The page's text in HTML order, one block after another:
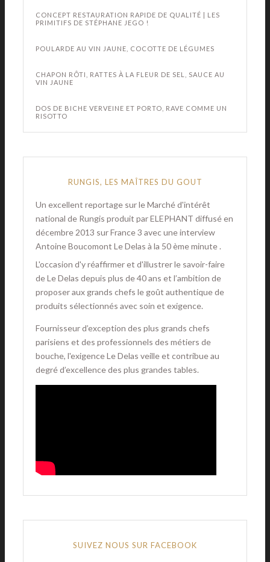
CONCEPT RESTAURATION RAPIDE DE QUALITÉ | LES
PRIMITIFS DE STÉPHANE JEGO !
POULARDE AU VIN JAUNE, COCOTTE DE LÉGUMES
CHAPON RÔTI, RATTES À LA FLEUR DE SEL, SAUCE AU
VIN JAUNE
DOS DE BICHE VERVEINE ET PORTO, RAVE COMME UN
RISOTTO
RUNGIS, LES MAÎTRES DU GOUT
Un excellent reportage sur le Marché d'intérêt
national de Rungis produit par ELEPHANT diffusé en
décembre 2013 sur France 3 avec une interview
Antoine Boucomont Le Delas à la 50 ème minute .
L'occasion d'y réaffirmer et d'illustrer le savoir-faire
de Le Delas depuis plus de 40 ans et l’ambition de
proposer aux grands chefs le goût authentique de
produits sélectionnés avec soin et exigence.
Fournisseur d’exception des plus grands chefs
parisiens et des professionnels des métiers de
bouche, l'exigence Le Delas veille et contribue au
degré d’excellence des plus grandes tables.
SUIVEZ NOUS SUR FACEBOOK